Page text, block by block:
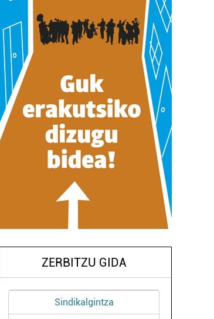
ZERBITZU GIDA
Sindikalgintza